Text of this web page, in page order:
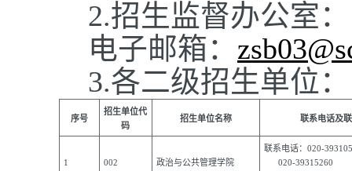
2.招生监督办公室：
电子邮箱：
3.各二级招生单位：
序号
招生单位代
码
招生单位名称 联系电话及
1 002 政治与公共管理学院
联系电话：020-
020-39315260